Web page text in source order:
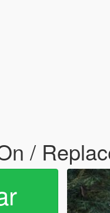
/